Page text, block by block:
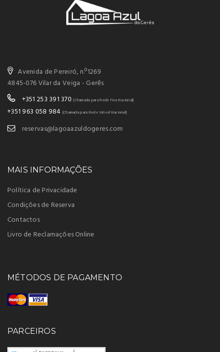
Avenida de Pereiró, n.º1269
4845-076 Vilar da Veiga - Gerês
+351 253 391 370 (Chamada para Rede Fixa Nacional)
+351 963 058 984 (Chamada para Rede Móvel Nacional)
reservas@lagoaazuldogeres.com
MAIS INFORMAÇÕES
Política de Privacidade
Condições de Reserva
Contactos
Livro de Reclamações Online
MÉTODOS DE PAGAMENTO
PARCEIROS